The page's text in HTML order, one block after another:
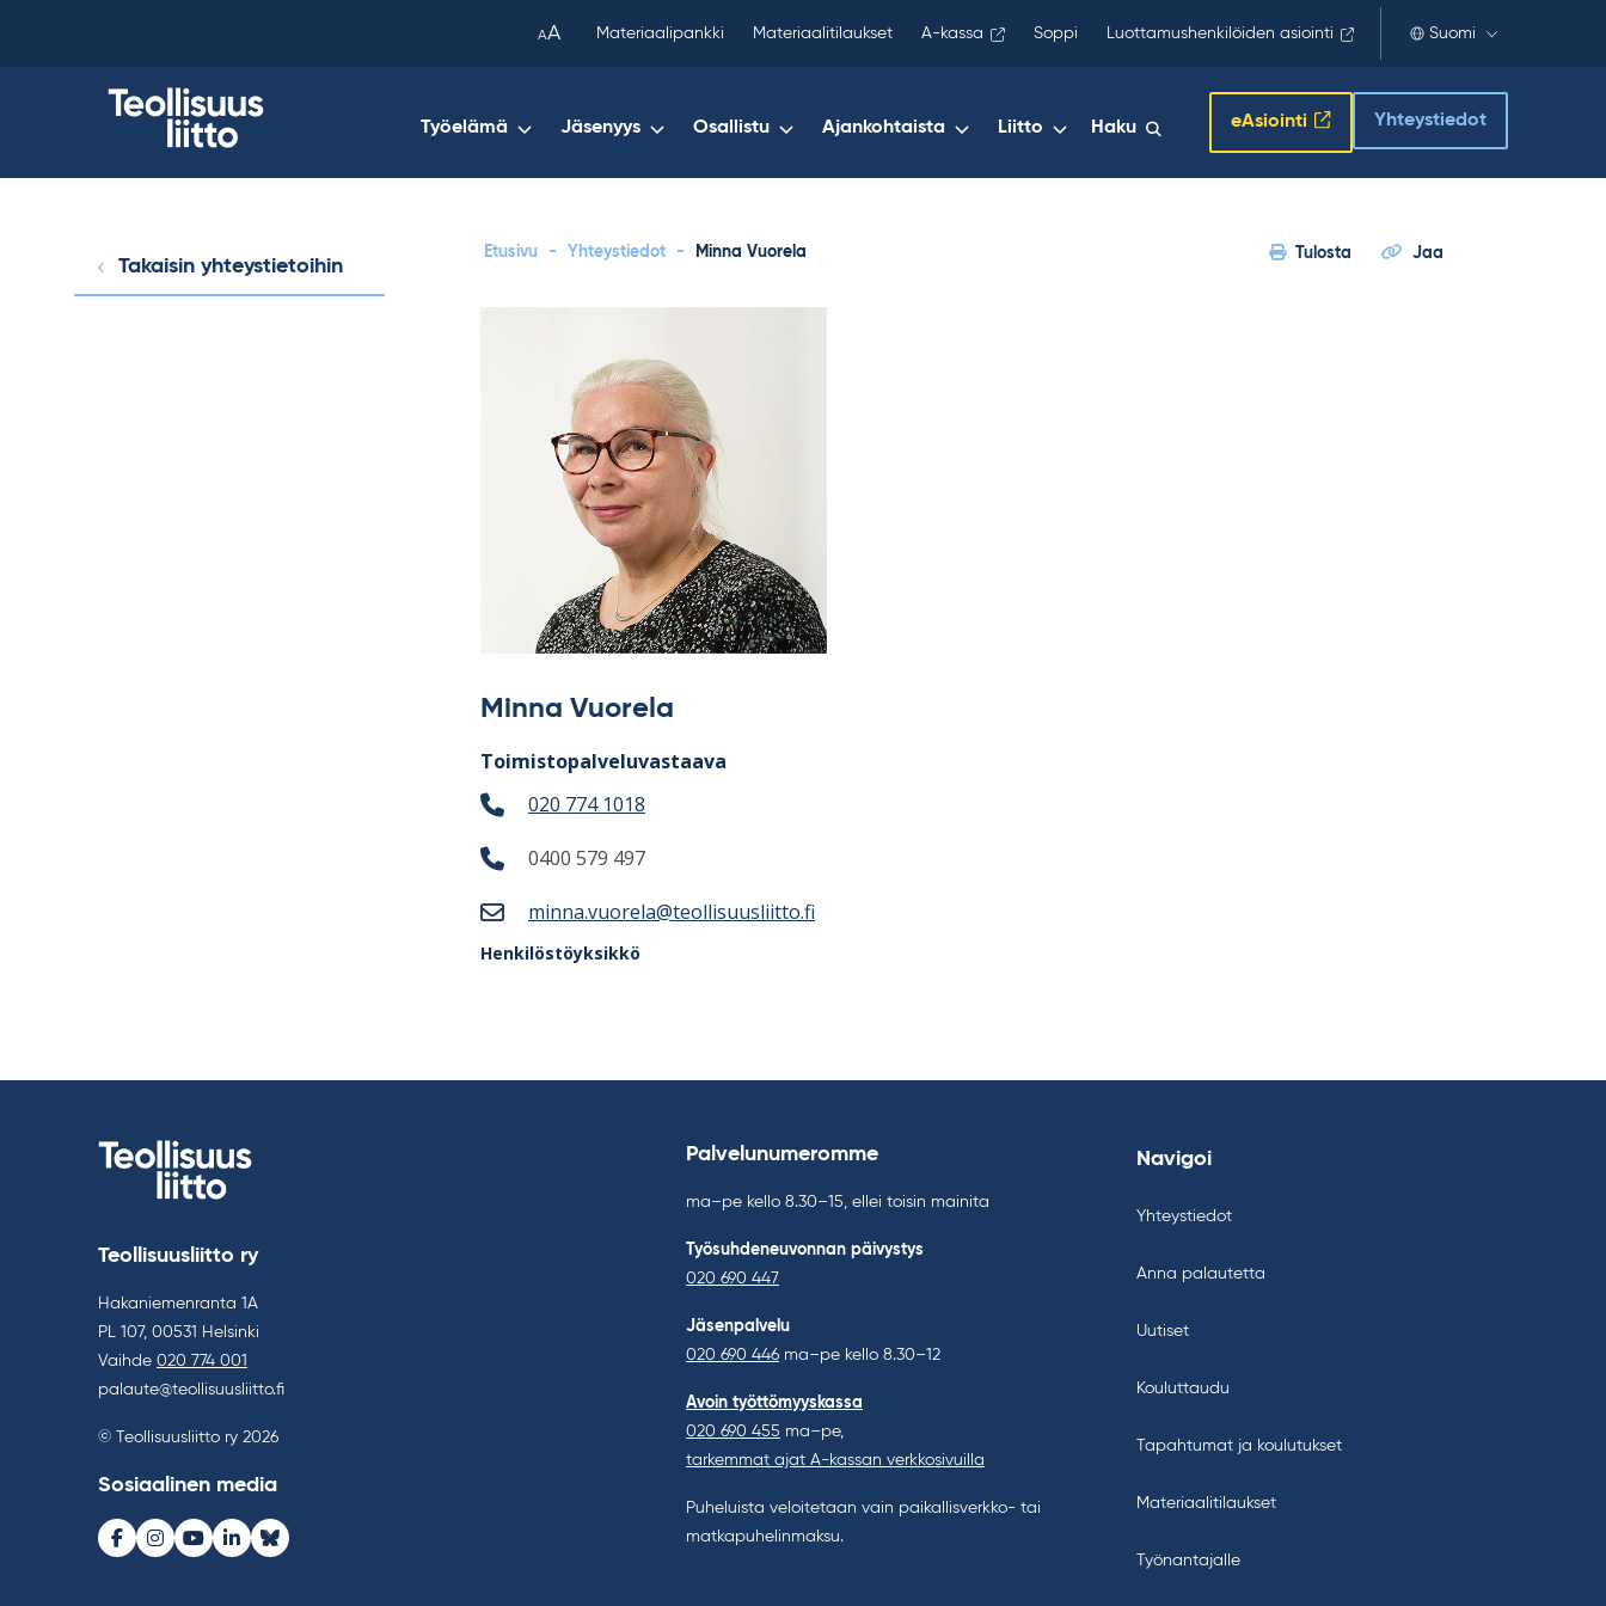
AA Materiaalipankki Materiaalitilaukset A-kassa Soppi Luottamushenkilöiden asiointi Suomi
Työelämä Jäsenyys Osallistu Ajankohtaista Liitto Haku eAsiointi Yhteystiedot
Takaisin yhteystietoihin
Etusivu - Yhteystiedot - Minna Vuorela
Minna Vuorela
Toimistopalveluvastaava
020 774 1018
0400 579 497
minna.vuorela@teollisuusliitto.fi
Henkilöstöyksikkö
Tulosta Jaa
copied
your
clipboard.)
Teollisuusliitto ry
Hakaniemenranta 1A
PL 107, 00531 Helsinki
Vaihde 020 774 001
palaute@teollisuusliitto.fi
© Teollisuusliitto ry 2026
Sosiaalinen media
Facebook
Instagram
Youtube
LinkedInBluesky
Palvelunumeromme
ma–pe kello 8.30–15, ellei toisin mainita
Työsuhdeneuvonnan päivystys
020 690 447
Jäsenpalvelu
020 690 446 ma–pe kello 8.30–12
Avoin työttömyyskassa
020 690 455 ma–pe,
tarkemmat ajat A-kassan verkkosivuilla
Puheluista veloitetaan vain paikallisverkko- tai
matkapuhelinmaksu.
Navigoi
Yhteystiedot
Anna palautetta
Uutiset
Kouluttaudu
Tapahtumat ja koulutukset
Materiaalitilaukset
Työnantajalle